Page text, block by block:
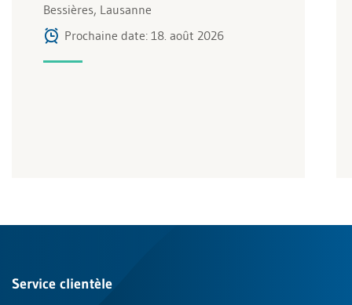
Bessières, Lausanne
Prochaine date: 18. août 2026
Service clientèle